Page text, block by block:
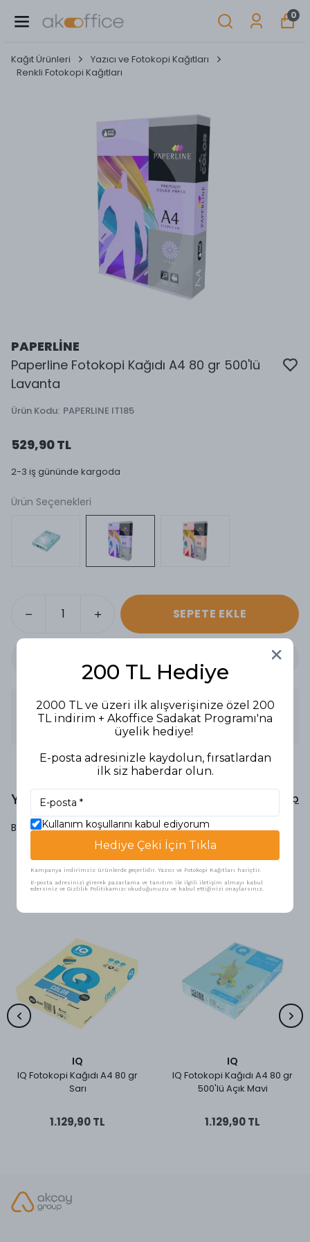
0
Kağıt Ürünleri
Yazıcı ve Fotokopi Kağıtları
Renkli Fotokopi Kağıtları
PAPERLİNE
Paperline Fotokopi Kağıdı A4 80 gr 500'lü
Lavanta
Ürün Kodu: PAPERLINE IT185
529,90 TL
2-3 iş gününde kargoda
Ürün Seçenekleri
SEPETE EKLE
Ürün Açıklaması
FOTOKOPİ KAĞIDI A4 80 GR 500 LÜ LAVANTA
Yorumlar Yorum Yap
Bu ürün için henüz yorum yapılmamış.
Benzer Ürünler
IQ
IQ Fotokopi Kağıdı A4 80 gr
Sarı
1.129,90 TL
IQ
IQ Fotokopi Kağıdı A4 80 gr
500'lü Açık Mavi
1.129,90 TL
200 TL Hediye
2000 TL ve üzeri ilk alışverişinize özel 200
TL indirim + Akoffice Sadakat Programı'na
üyelik hediye!
E-posta adresinizle kaydolun, fırsatlardan
ilk siz haberdar olun.
Kullanım koşullarını kabul ediyorum
Hediye Çeki İçin Tıkla
Kampanya indirimsiz ürünlerde geçerlidir. Yazıcı ve Fotokopi Kağıtları hariçtir.
E-posta adresinizi girerek pazarlama ve tanıtım ile ilgili iletişim almayı kabul
edersiniz ve Gizlilik Politikamızı okuduğunuzu ve kabul ettiğinizi onaylarsınız.